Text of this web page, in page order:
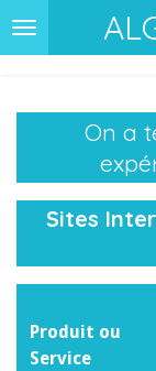
Passer
au
principal
On a
Sites
Produit ou
Service